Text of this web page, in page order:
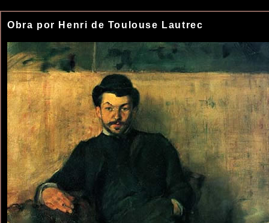
Obra por Henri de Toulouse Lautrec